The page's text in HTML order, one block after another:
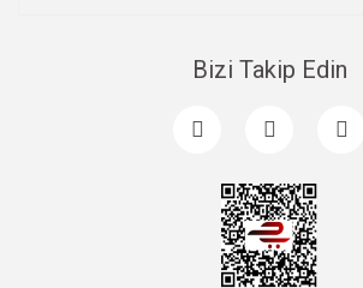
Bizi Takip Edin